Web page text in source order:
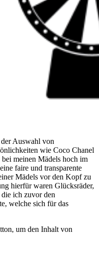
Auswahl von
wie Coco Chanel
meinen Mädels hoch im
faire und transparente
Mädels vor den Kopf zu
hierfür waren Glücksräder,
ich zuvor den
welche sich für das
um den Inhalt von